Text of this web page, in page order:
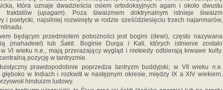
która uznaje dwadzieścia osiem ortodoksyjnych agam i około dwustu
traktatów (upagam). Poza śiwaizmem doktrynalnym istnieje śiwaizm
i poetycki, najsilniej rozwinięty w rodzie sześćdziesięciu trzech najanmarów,
będącym przedmiotem pobożności jest bogini (dewi), często nazywana
(mahadewi) lubŚakti. Boginie Durga i Kali, których istnienie zostało
VI wieku n.e., mają przerażający wygląd i niekiedy odbierają krwawe kulty.
pozycję w tantryzmie.
prawdopodobnie poprzedza tantryzm buddyjski; w VII wieku n.e.
głęboko w Indiach i rozkwitł w następnym okresie, między IX a XIV wiekiem.
hinduizm ludowy.